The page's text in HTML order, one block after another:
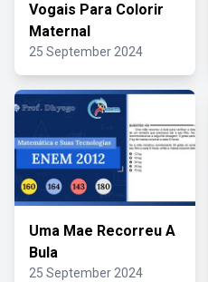
Vogais Para Colorir
Maternal
25 September 2024
Uma Mae Recorreu A
Bula
25 September 2024